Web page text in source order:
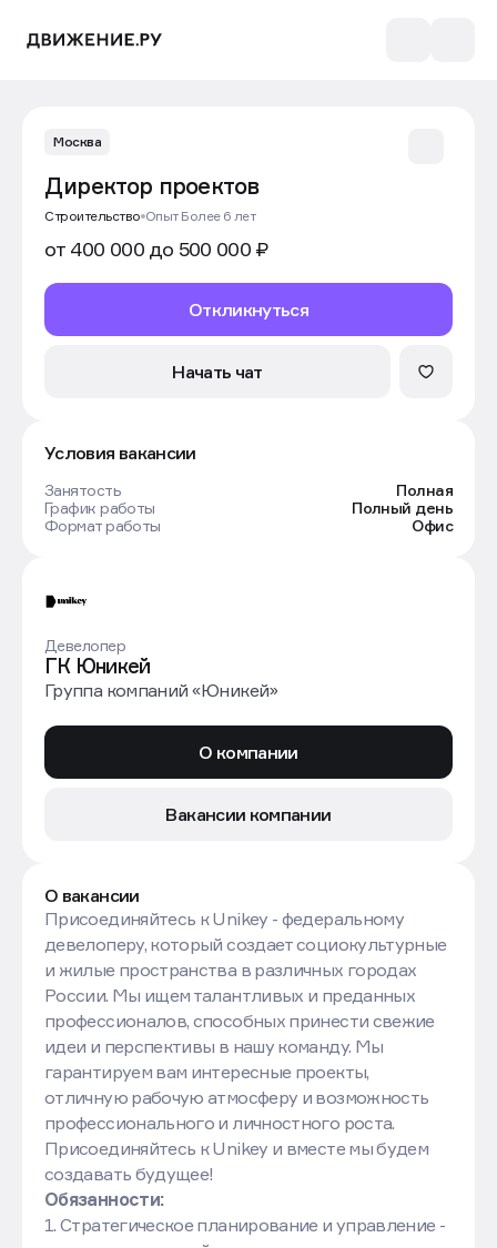
Москва
Директор проектов
Строительство Опыт Более 6 лет
от 400 000 до 500 000 ₽
Откликнуться
Начать чат
Условия вакансии
Занятость
Полная
График работы
Полный день
Формат работы
Офис
ГК Юникей
Девелопер
Группа компаний «Юникей»
О компании
Вакансии компании
О вакансии
Присоединяйтесь к Unikey - федеральному
девелоперу, который создает социокультурные
и жилые пространства в различных городах
России. Мы ищем талантливых и преданных
профессионалов, способных принести свежие
идеи и перспективы в нашу команду. Мы
гарантируем вам интересные проекты,
отличную рабочую атмосферу и возможность
профессионального и личностного роста.
Присоединяйтесь к Unikey и вместе мы будем
создавать будущее!
Обязанности:
1. Стратегическое планирование и управление -